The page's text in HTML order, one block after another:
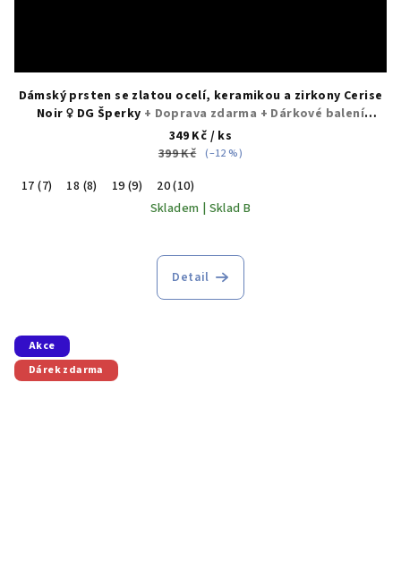
Dámský prsten se zlatou ocelí, keramikou a zirkony Cerise
Noir ♀️ DG Šperky + Doprava zdarma + Dárkové balení
zdarma
349 Kč / ks
399 Kč (–12 %)
17 (7) 18 (8) 19 (9)
20 (10)
Skladem | Sklad B
Detail
Akce
Dárek zdarma